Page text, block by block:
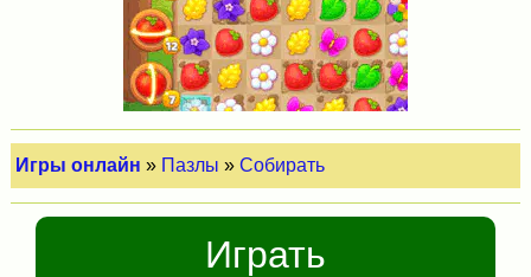
Игры онлайн » Пазлы »Собирать
Играть